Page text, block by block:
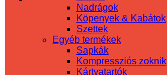
Nadrágok
Köpenyek & Kabátok
Szettek
Egyéb termékek
Sapkák
Kompressziós zoknik
Kártyatartók